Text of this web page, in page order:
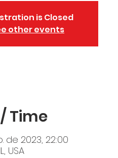
is Closed
other events
Time
de 2023, 22:00
USA